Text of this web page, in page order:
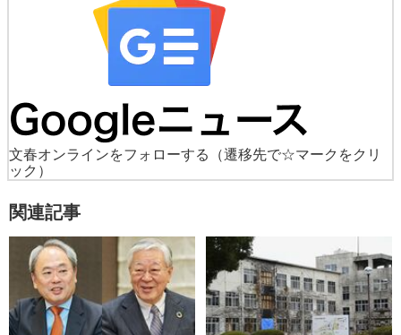
文春オンラインをフォローする
（遷移先で☆マークをクリ
ック）
関連記事